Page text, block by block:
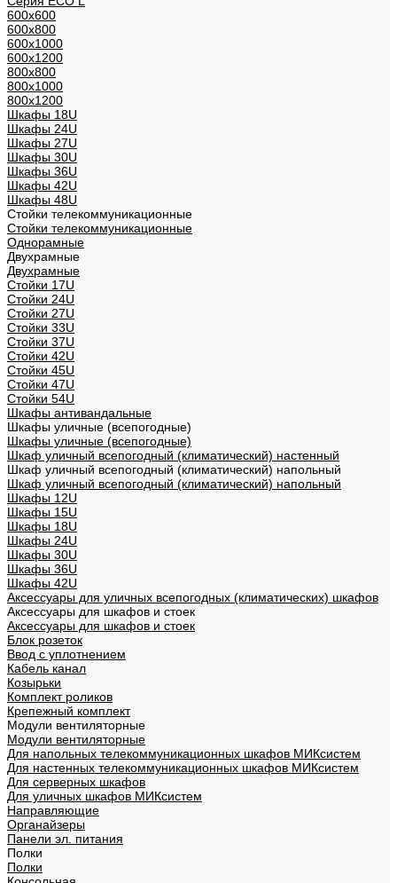
600x600
600x800
600х1000
600х1200
800x800
800х1000
800х1200
Шкафы 18U
Шкафы 24U
Шкафы 27U
Шкафы 30U
Шкафы 36U
Шкафы 42U
Шкафы 48U
Стойки телекоммуникационные
Стойки телекоммуникационные
Однорамные
Двухрамные
Двухрамные
Стойки 17U
Стойки 24U
Стойки 27U
Стойки 33U
Стойки 37U
Стойки 42U
Стойки 45U
Стойки 47U
Стойки 54U
Шкафы антивандальные
Шкафы уличные (всепогодные)
Шкафы уличные (всепогодные)
Шкаф уличный всепогодный (климатический) настенный
Шкаф уличный всепогодный (климатический) напольный
Шкаф уличный всепогодный (климатический) напольный
Шкафы 12U
Шкафы 15U
Шкафы 18U
Шкафы 24U
Шкафы 30U
Шкафы 36U
Шкафы 42U
Аксессуары для уличных всепогодных (климатических) шкафов
Аксессуары для шкафов и стоек
Аксессуары для шкафов и стоек
Блок розеток
Ввод с уплотнением
Кабель канал
Козырьки
Комплект роликов
Крепежный комплект
Модули вентиляторные
Модули вентиляторные
Для напольных телекоммуникационных шкафов МИКсистем
Для настенных телекоммуникационных шкафов МИКсистем
Для серверных шкафов
Для уличных шкафов МИКсистем
Направляющие
Органайзеры
Панели эл. питания
Полки
Полки